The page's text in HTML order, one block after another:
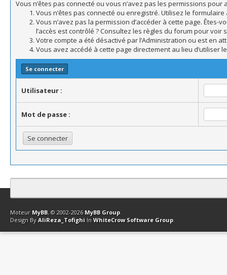
Vous n’êtes pas connecté ou vous n’avez pas les permissions
Vous n’êtes pas connecté ou enregistré. Utilisez le
Vous n’avez pas la permission d’accéder à cette page. Êtes-
l’accès est contrôlé ? Consultez les règles du forum pour
Votre compte a été désactivé par l’Administration ou est en
Vous avez accédé à cette page directement au lieu d’utiliser
Se connecter
Utilisateur :
Mot de passe :
Contact Club Affiliation Retourner en haut Version bas-débit
Moteur MyBB, © 2002-2026 MyBB Group.
Design By AliReza_Tofighi In WhiteCrow Software Group.